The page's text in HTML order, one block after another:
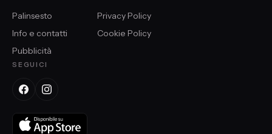
Palinsesto
Info e contatti
Pubblicità
Privacy Policy
Cookie Policy
SEGUICI